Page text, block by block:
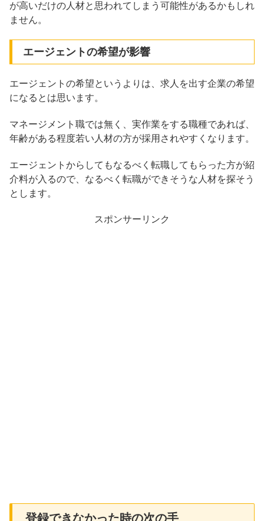
が高いだけの人材と思われてしまう可能性があるかもしれ
ません。
エージェントの希望が影響
エージェントの希望というよりは、求人を出す企業の希望
になるとは思います。
マネージメント職では無く、実作業をする職種であれば、
年齢がある程度若い人材の方が採用されやすくなります。
エージェントからしてもなるべく転職してもらった方が紹
介料が入るので、なるべく転職ができそうな人材を探そう
とします。
スポンサーリンク
登録できなかった時の次の手